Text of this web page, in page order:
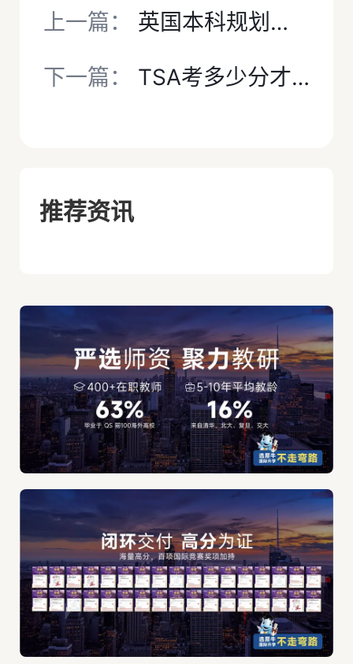
上一篇： 英国本科规划申请知识小课堂之笔试—TSA
下一篇： TSA考多少分才能进牛津大学面试环节？备考需要多久？
推荐资讯